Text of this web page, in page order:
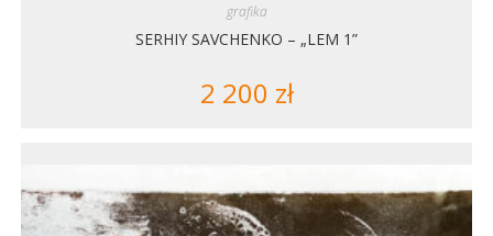
grafika
SERHIY SAVCHENKO – „LEM 1”
2 200 zł